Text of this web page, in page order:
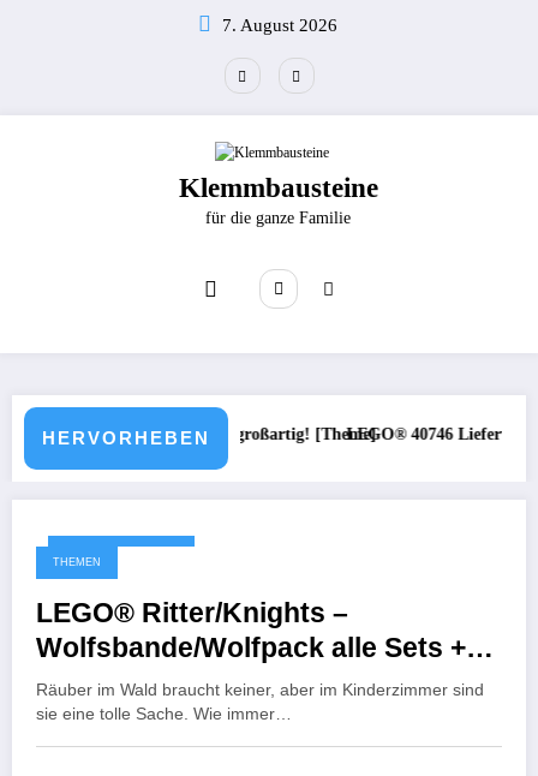
7. August 2026
Klemmbausteine
für die ganze Familie
HERVORHEBEN
/ 1997 – 1999 / Einfach großartig! [Theme]LEGO® 40746 Lieferwagen des
17. Dezember 2025
THEMEN
LEGO® Ritter/Knights –
Wolfsbande/Wolfpack alle Sets +
Bonus 1992-1993 [Theme]
Räuber im Wald braucht keiner, aber im Kinderzimmer sind
sie eine tolle Sache. Wie immer…